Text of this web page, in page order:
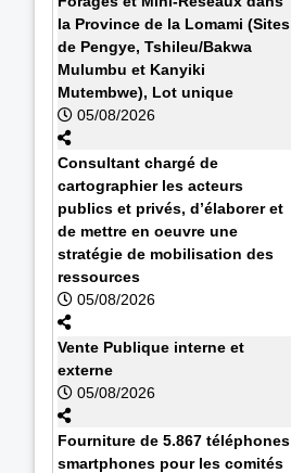
la Province de la Lomami (Sites
de Pengye, Tshileu/Bakwa
Mulumbu et Kanyiki
Mutembwe), Lot unique
05/08/2026
Consultant chargé de
cartographier les acteurs
publics et privés, d’élaborer et
de mettre en oeuvre une
stratégie de mobilisation des
ressources
05/08/2026
Vente Publique interne et
externe
05/08/2026
Fourniture de 5.867 téléphones
smartphones pour les comités